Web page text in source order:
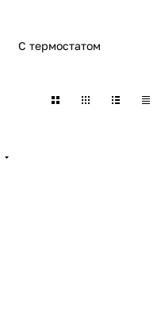
С термостатом